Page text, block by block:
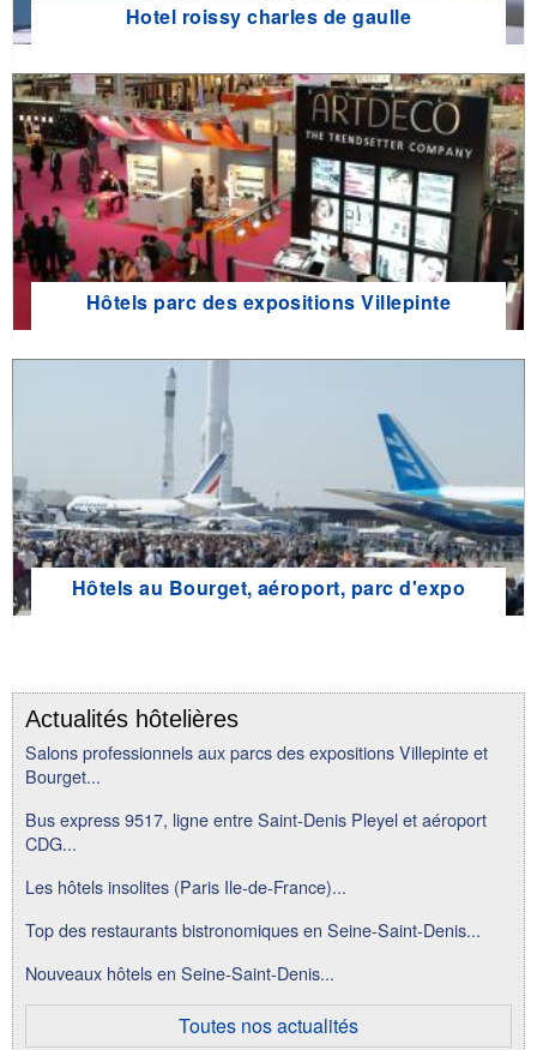
Hotel roissy charles de gaulle
Hôtels parc des expositions Villepinte
Hôtels au Bourget, aéroport, parc d'expo
Actualités hôtelières
Salons professionnels aux parcs des expositions Villepinte et
Bourget...
Bus express 9517, ligne entre Saint-Denis Pleyel et aéroport
CDG...
Les hôtels insolites (Paris Ile-de-France)...
Top des restaurants bistronomiques en Seine-Saint-Denis...
Nouveaux hôtels en Seine-Saint-Denis...
Toutes nos actualités